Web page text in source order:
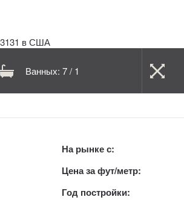
Ванных: 7 / 1
На рынке с:
Цена за фут/метр:
Год постройки: